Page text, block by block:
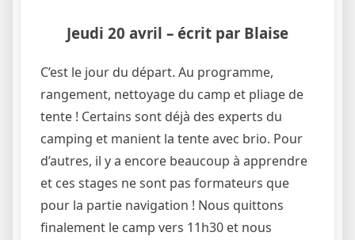
Jeudi 20 avril – écrit par Blaise
C’est le jour du départ. Au programme,
rangement, nettoyage du camp et pliage de
tente ! Certains sont déjà des experts du
camping et manient la tente avec brio. Pour
d’autres, il y a encore beaucoup à apprendre
et ces stages ne sont pas formateurs que
pour la partie navigation ! Nous quittons
finalement le camp vers 11h30 et nous